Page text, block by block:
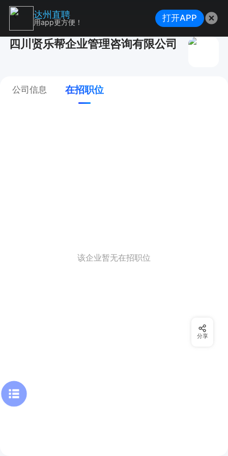
四川贤乐帮企业管理咨询有限公司
公司信息 在招职位
该企业暂无在招职位
分享
达州直聘
用app更方便！ 打开APP